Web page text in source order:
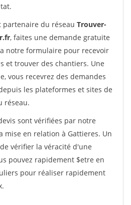
partenaire du réseau Trouver-
, faites une demande gratuite
notre formulaire pour recevoir
et trouver des chantiers. Une
vous recevrez des demandes
les plateformes et sites de
réseau.
sont vérifiées par notre
mise en relation à Gattieres. Un
vérifier la véracité d'une
pouvez rapidement $etre en
pour réaliser rapidement